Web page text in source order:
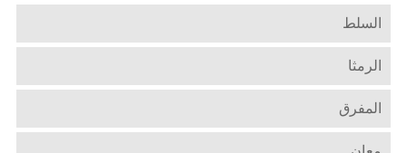
السلط
الرمثا
المفرق